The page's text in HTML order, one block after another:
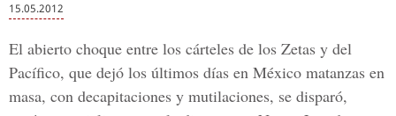
15.05.2012
El abierto choque entre los cárteles de los Zetas y del
Pacífico, que dejó los últimos días en México matanzas en
masa, con decapitaciones y mutilaciones, se disparó,